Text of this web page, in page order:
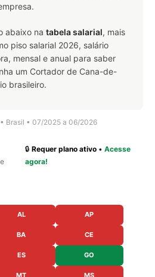
abaixo na tabela salarial, mais
piso salarial 2026, salário
mensal e anual para saber
um Cortador de Cana-de-
brasileiro.
Brasil • 07/2025 a 06/2026
🔒Requer plano ativo •Acesse
agora!
AL AP
BA CE
ES GO
MT MS